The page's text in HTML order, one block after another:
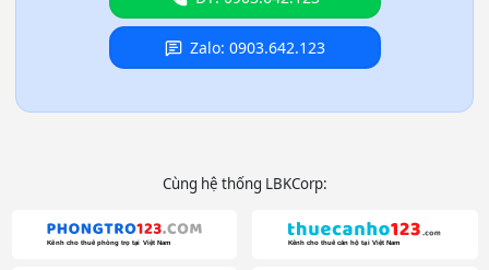
Zalo: 0903.642.123
Cùng hệ thống LBKCorp: